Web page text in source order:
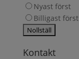
Nyast först
Billigast först
Kontakt